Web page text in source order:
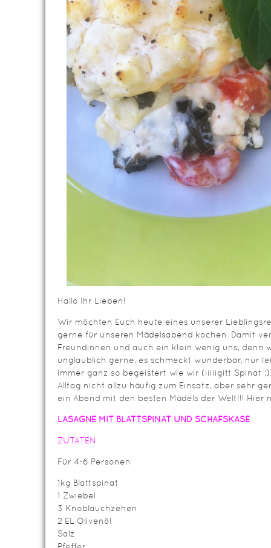
Hallo Ihr Lieben!
Wir möchten Euch heute eines unserer
gerne für unseren Mädelsabend kochen. Damit
Freundinnen und auch ein klein wenig uns, denn
unglaublich gerne, es schmeckt wunderbar, nur
immer ganz so begeistert wie wir (iiiiigitt Spinat
Alltag nicht allzu häufig zum Einsatz, aber sehr
ein Abend mit den besten Mädels der Welt!!! Hier
LASAGNE MIT BLATTSPINAT UND SCHAFSKÄSE
ZUTATEN
Für 4-6 Personen
1kg Blattspinat
1 Zwiebel
3 Knoblauchzehen
2 EL Olivenöl
Salz